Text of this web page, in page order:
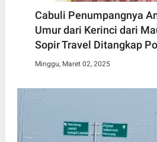
Cabuli Penumpangnya
Umur dari Kerinci dari
Sopir Travel Ditangkap
Minggu, Maret 02, 2025